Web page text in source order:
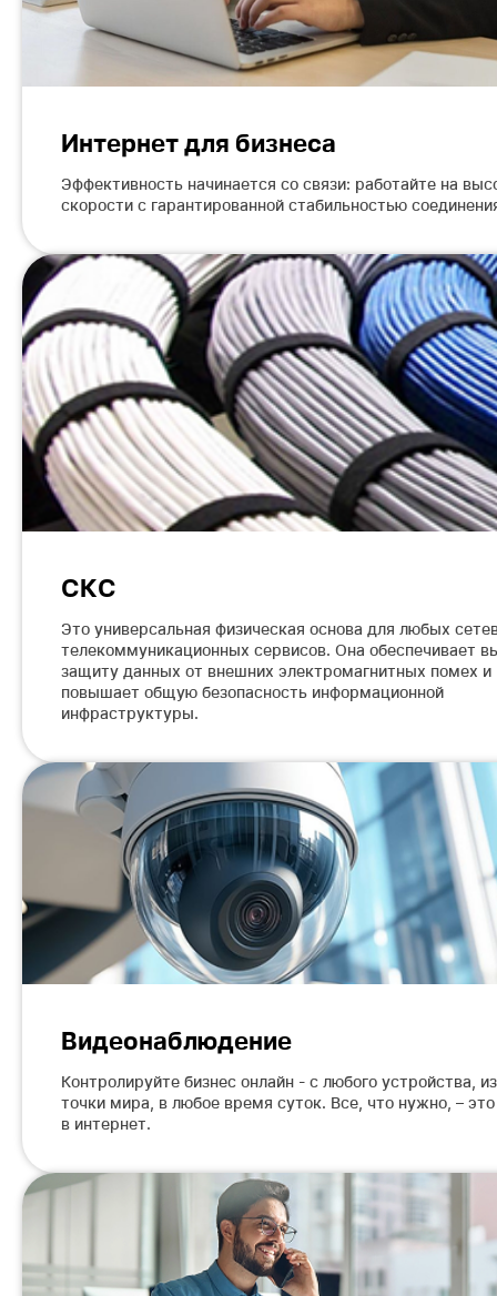
Интернет для бизнеса
Эффективность начинается со связи: работайте на
скорости с гарантированной стабильностью
СКС
Это универсальная физическая основа для любых
телекоммуникационных сервисов. Она обеспечивает
защиту данных от внешних электромагнитных помех и
повышает общую безопасность информационной
инфраструктуры.
Видеонаблюдение
Контролируйте бизнес онлайн - с любого устройства,
точки мира, в любое время суток. Все, что нужно, –
в интернет.